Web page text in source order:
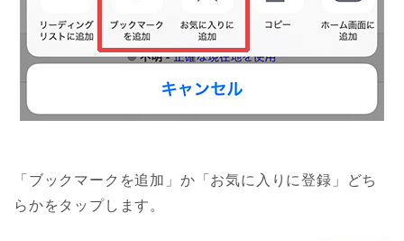
「ブックマークを追加」か「お気に入りに登録」どち
らかをタップします。